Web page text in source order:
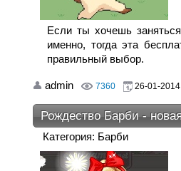
Если ты хочешь
именно, тогда эта
правильный выбор.
admin 7360 26-01-
Рождество Барби -
Категория: Барби